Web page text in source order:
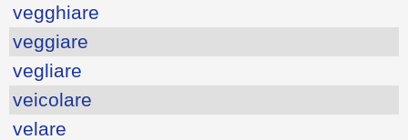
vegghiare
veggiare
vegliare
veicolare
velare